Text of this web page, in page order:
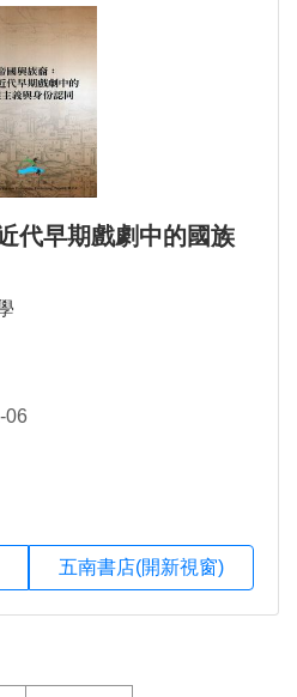
代早期戲劇中的國族
06
五南書店(開新視窗)